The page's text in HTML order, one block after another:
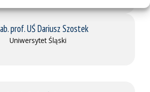
prof. UŚ Dariusz Szostek
Uniwersytet Śląski